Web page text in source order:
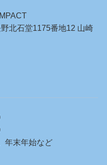
北石堂1175番地12 山崎
末年始など